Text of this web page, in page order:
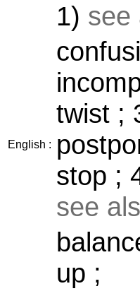
English :
1) see
twist ;
stop ;
see
up ;